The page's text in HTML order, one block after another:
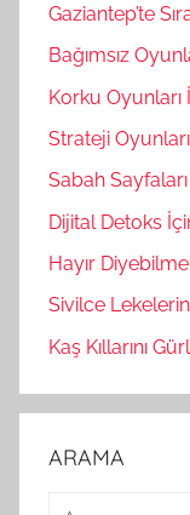
Gaziantep’te
Bağımsız
Korku
Strateji
Sabah
Dijital Detoks
Hayır Diyebilme
Sivilce
Kaş Kıllarını
ARAMA